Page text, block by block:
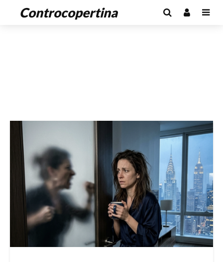
Controcopertina